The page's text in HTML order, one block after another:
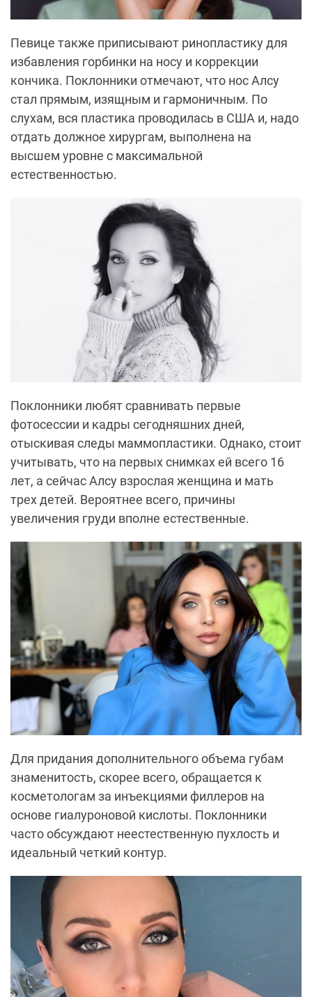
Певице также приписывают ринопластику для
избавления горбинки на носу и коррекции
кончика. Поклонники отмечают, что нос Алсу
стал прямым, изящным и гармоничным. По
слухам, вся пластика проводилась в США и, надо
отдать должное хирургам, выполнена на
высшем уровне с максимальной
естественностью.
Поклонники любят сравнивать первые
фотосессии и кадры сегодняшних дней,
отыскивая следы маммопластики. Однако, стоит
учитывать, что на первых снимках ей всего 16
лет, а сейчас Алсу взрослая женщина и мать
трех детей. Вероятнее всего, причины
увеличения груди вполне естественные.
Для придания дополнительного объема губам
знаменитость, скорее всего, обращается к
косметологам за инъекциями филлеров на
основе гиалуроновой кислоты. Поклонники
часто обсуждают неестественную пухлость и
идеальный четкий контур.